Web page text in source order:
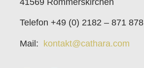
Telefon +49 (0) 2182 – 871 878
Mail: kontakt@cathara.com